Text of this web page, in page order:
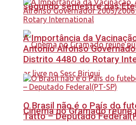
segundo semestre das
Cinema no Gramado reúne
A Importância da
Antonio Alfonso
Distrito 4480 do Rotary
O Brasil não é o País do
Tatto – Deputado